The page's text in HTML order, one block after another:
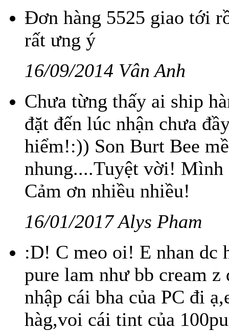
Đơn hàng 5525 giao tới
rất ưng ý
16/09/2014 Vân Anh
Chưa từng thấy ai ship
đặt đến lúc nhận chưa
hiểm!:)) Son Burt Bee
nhung....Tuyệt vời! Mình
Cảm ơn nhiều nhiều!
16/01/2017 Alys Pham
:D! C meo oi! E nhan dc
pure lam như bb cream
nhập cái bha của PC đi
hàg,voi cái tint của